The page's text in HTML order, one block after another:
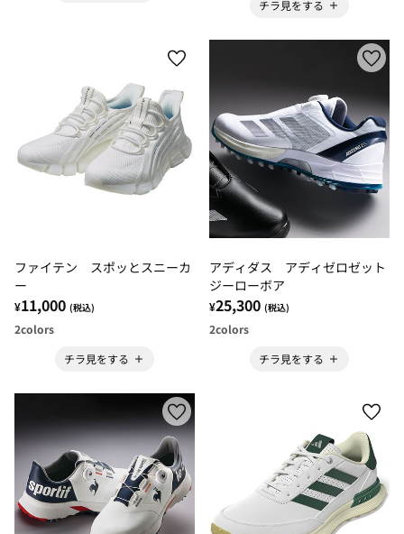
チラ見をする
ファイテン スポッとスニーカ
ー
¥11,000 (税込)
2colors
チラ見をする
アディダス アディゼロゼット
ジーローボア
¥25,300 (税込)
2colors
チラ見をする